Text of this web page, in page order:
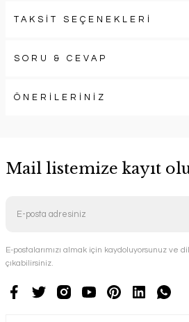
TAKSİT SEÇENEKLERİ
SORU & CEVAP
ÖNERİLERİNİZ
Mail listemize kayıt
E-postalarımızı almak için kaydoluyorsunuz ve
çıkabilirsiniz.